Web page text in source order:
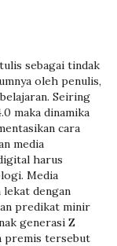
sebagai tindak
oleh penulis,
Seiring
maka dinamika
cara
media
harus
Media
lekat dengan
predikat minir
generasi Z
premis tersebut